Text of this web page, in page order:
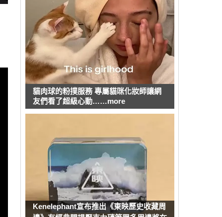
貓肉球的粉撲服務 專屬貓咪化妝師讓網
友們看了超級心動……more
Kenelephant宣布推出《東映歷史收藏周